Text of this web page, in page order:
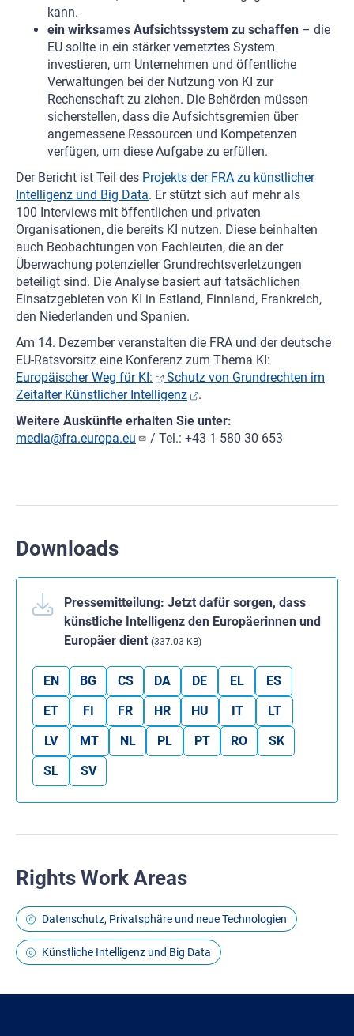
kann.
ein wirksames Aufsichtssystem zu schaffen – die
EU sollte in ein stärker vernetztes System
investieren, um Unternehmen und öffentliche
Verwaltungen bei der Nutzung von KI zur
Rechenschaft zu ziehen. Die Behörden müssen
sicherstellen, dass die Aufsichtsgremien über
angemessene Ressourcen und Kompetenzen
verfügen, um diese Aufgabe zu erfüllen.
Der Bericht ist Teil des Projekts der FRA zu künstlicher
Intelligenz und Big Data. Er stützt sich auf mehr als
100 Interviews mit öffentlichen und privaten
Organisationen, die bereits KI nutzen. Diese beinhalten
auch Beobachtungen von Fachleuten, die an der
Überwachung potenzieller Grundrechtsverletzungen
beteiligt sind. Die Analyse basiert auf tatsächlichen
Einsatzgebieten von KI in Estland, Finnland, Frankreich,
den Niederlanden und Spanien.
Am 14. Dezember veranstalten die FRA und der deutsche
EU-Ratsvorsitz eine Konferenz zum Thema KI:
Europäischer Weg für KI:
Schutz von Grundrechten im
Zeitalter Künstlicher Intelligenz
.
Weitere Auskünfte erhalten Sie unter:
media@fra.europa.eu
/ Tel.: +43 1 580 30 653
Downloads
Pressemitteilung: Jetzt dafür sorgen, dass
künstliche Intelligenz den Europäerinnen und
Europäer dient (337.03 KB)
EN BG CS DA DE EL
ES
ET
FI FR HR HU IT
LT
LV
MT NL PL PT RO
SK
SL
SV
Rights Work Areas
Datenschutz, Privatsphäre und neue Technologien
Künstliche Intelligenz und Big Data